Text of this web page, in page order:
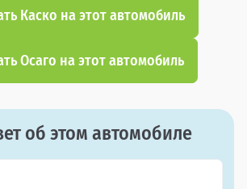
Каско на этот автомобиль
Осаго на этот автомобиль
об этом автомобиле